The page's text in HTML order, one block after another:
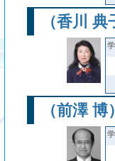
（香川 典
（前澤 博）